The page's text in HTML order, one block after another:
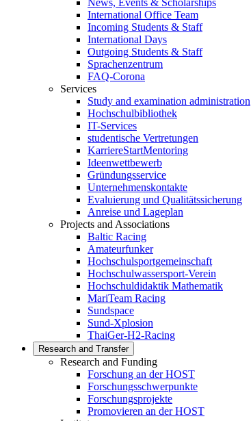
News, Events & Scholarships
International Office Team
Incoming Students & Staff
International Days
Outgoing Students & Staff
Sprachenzentrum
FAQ-Corona
Services
Study and examination administration
Hochschulbibliothek
IT-Services
studentische Vertretungen
KarriereStartMentoring
Ideenwettbewerb
Gründungsservice
Unternehmenskontakte
Evaluierung und Qualitätssicherung
Anreise und Lageplan
Projects and Associations
Baltic Racing
Amateurfunker
Hochschulsportgemeinschaft
Hochschulwassersport-Verein
Hochschuldidaktik Mathematik
MariTeam Racing
Sundspace
Sund-Xplosion
ThaiGer-H2-Racing
Research and Transfer
Research and Funding
Forschung an der HOST
Forschungsschwerpunkte
Forschungsprojekte
Promovieren an der HOST